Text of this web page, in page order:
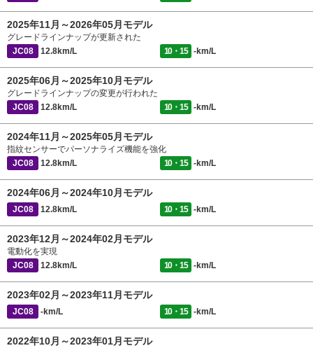
2025年11月～2026年05月モデル
グレードラインナップが更新された
JC08
12.8km/L 10・15 -km/L
2025年06月～2025年10月モデル
グレードラインナップの変更が行われた
JC08
12.8km/L 10・15 -km/L
2024年11月～2025年05月モデル
指紋センサーでパーソナライズ機能を強化
JC08
12.8km/L 10・15 -km/L
2024年06月～2024年10月モデル
JC08 12.8km/L 10・15 -km/L
2023年12月～2024年02月モデル
電動化を実現
JC08
12.8km/L 10・15 -km/L
2023年02月～2023年11月モデル
JC08 -km/L 10・15 -km/L
2022年10月～2023年01月モデル